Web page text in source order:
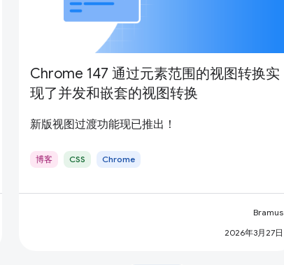
Chrome 147 通过元素范围的视图转换实
现了并发和嵌套的视图转换
新版视图过渡功能现已推出！
博客 CSS Chrome
Bramus
2026年3月27日